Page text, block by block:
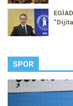
SPOR